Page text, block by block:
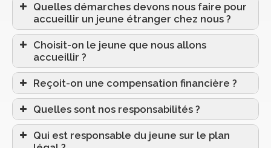
Quelles démarches devons nous faire pour
accueillir un jeune étranger chez nous ?
Choisit-on le jeune que nous allons
accueillir ?
Reçoit-on une compensation financière ?
Quelles sont nos responsabilités ?
Qui est responsable du jeune sur le plan